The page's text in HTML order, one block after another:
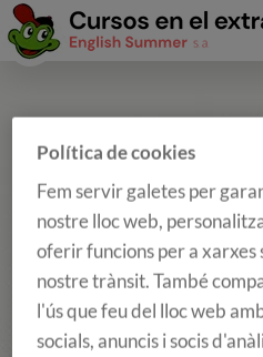
LosProgramasson estancias
de verano.
Política de cookies
Fem servir galetes per
nostre lloc web,
oferir funcions per a xarxes
nostre trànsit. També
l'ús que feu del lloc web
socials, anuncis i socis